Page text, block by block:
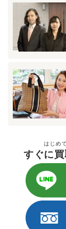
はじめ
すぐに